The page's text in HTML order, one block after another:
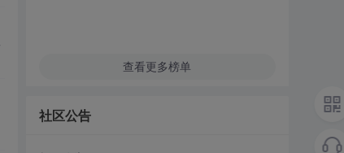
查看更多榜单
社区公告